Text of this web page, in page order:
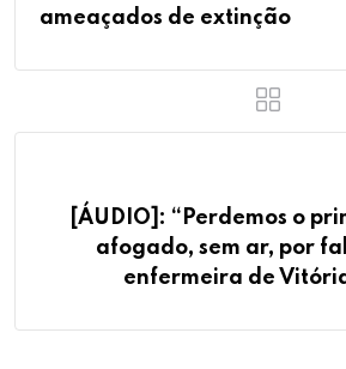
ameaçados de extinção
[ÁUDIO]: “Perdemos o
afogado, sem ar, por
enfermeira de